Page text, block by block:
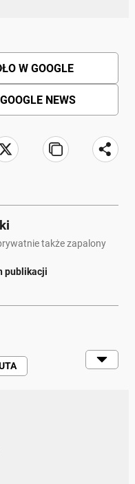
W GOOGLE
NEWS
także zapalony
publikacji